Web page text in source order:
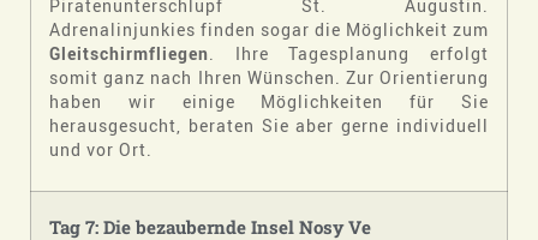
Piratenunterschlupf St. Augustin.
Adrenalinjunkies finden sogar die Möglichkeit zum
Gleitschirmfliegen . Ihre Tagesplanung erfolgt
somit ganz nach Ihren Wünschen. Zur Orientierung
haben wir einige Möglichkeiten für Sie
herausgesucht, beraten Sie aber gerne individuell
und vor Ort.
Tag 7: Die bezaubernde Insel Nosy Ve